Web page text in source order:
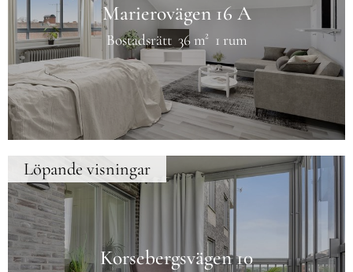
Marierovägen 16 A
Bostadsrätt 36 m² 1 rum
Korsebergsvägen 10
Löpande visningar